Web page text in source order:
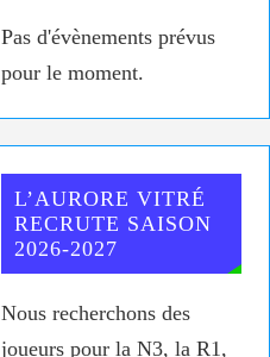
Pas d'évènements prévus
pour le moment.
L’AURORE VITRÉ
RECRUTE SAISON
2026-2027
Nous recherchons des
joueurs pour la N3, la R1,